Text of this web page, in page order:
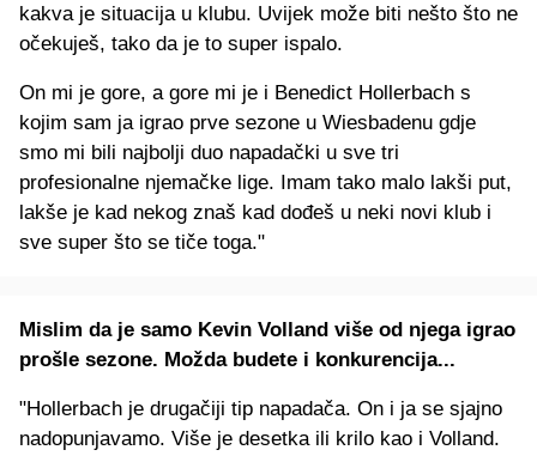
kakva je situacija u klubu. Uvijek može biti nešto što ne
očekuješ, tako da je to super ispalo.
On mi je gore, a gore mi je i Benedict Hollerbach s
kojim sam ja igrao prve sezone u Wiesbadenu gdje
smo mi bili najbolji duo napadački u sve tri
profesionalne njemačke lige. Imam tako malo lakši put,
lakše je kad nekog znaš kad dođeš u neki novi klub i
sve super što se tiče toga."
Mislim da je samo Kevin Volland više od njega igrao
prošle sezone. Možda budete i konkurencija...
"Hollerbach je drugačiji tip napadača. On i ja se sjajno
nadopunjavamo. Više je desetka ili krilo kao i Volland.